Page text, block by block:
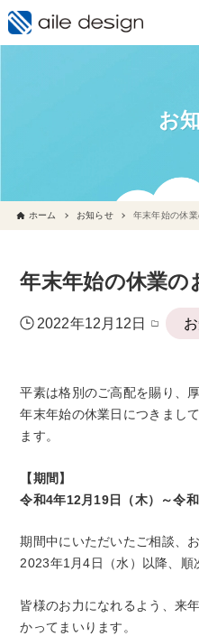
お
ホーム お知らせ 年末年始の休
年末年始の休業の
2022年12月12日
平素は格別のご高配を賜り、
年末年始の休業日につきまし
ます。
【期間】
令和4年12月19日（木）～令和
期間中にいただいたご相談、
2023年1月4日（水）以降、順
皆様のお力になれるよう、来
かってまいります。